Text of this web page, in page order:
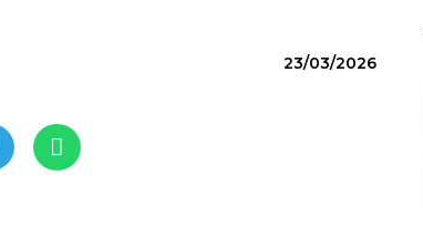
23/03/2026